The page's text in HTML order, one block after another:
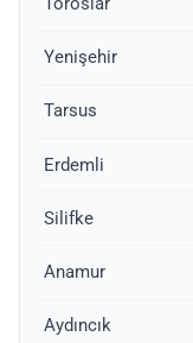
Yenişehir
Tarsus
Erdemli
Silifke
Anamur
Aydıncık